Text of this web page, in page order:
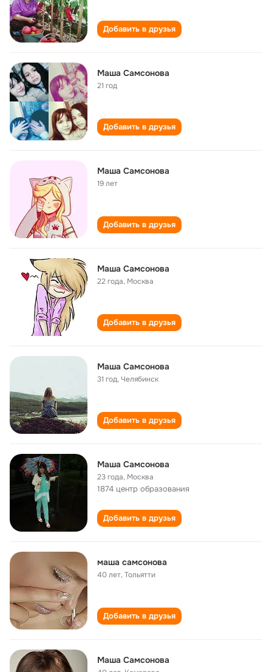
Добавить в друзья
Маша Самсонова
21 год
Добавить в друзья
Маша Самсонова
19 лет
Добавить в друзья
Маша Самсонова
22 года, Москва
Добавить в друзья
Маша Самсонова
31 год,Челябинск
Добавить в друзья
Маша Самсонова
23 года, Москва
1874 центр образования
Добавить в друзья
маша самсонова
40 лет,Тольятти
Добавить в друзья
Маша Самсонова